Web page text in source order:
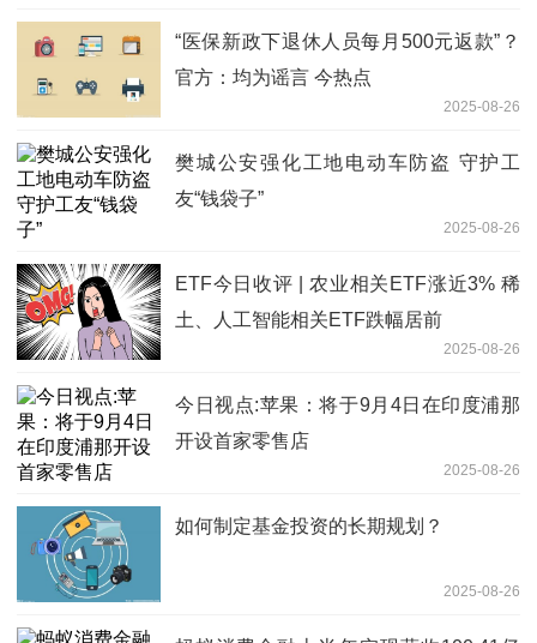
“医保新政下退休人员每月500元返款”？
官方：均为谣言 今热点
2025-08-26
樊城公安强化工地电动车防盗 守护工
友“钱袋子”
2025-08-26
ETF今日收评 | 农业相关ETF涨近3% 稀
土、人工智能相关ETF跌幅居前
2025-08-26
今日视点:苹果：将于9月4日在印度浦那
开设首家零售店
2025-08-26
如何制定基金投资的长期规划？
2025-08-26